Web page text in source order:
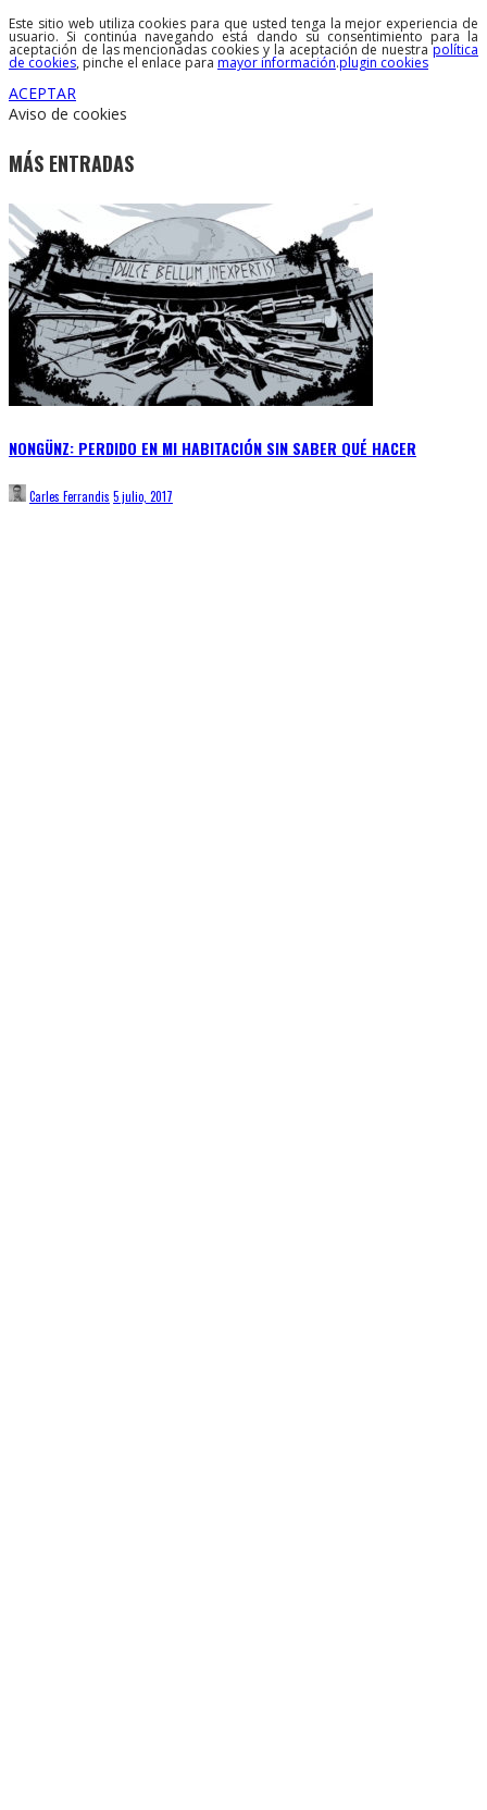
Este sitio web utiliza cookies para que usted tenga la mejor experiencia de
usuario. Si continúa navegando está dando su consentimiento para la
aceptación de las mencionadas cookies y la aceptación de nuestrapolítica
de cookies, pinche el enlace para mayor información.plugin cookies
ACEPTAR
Aviso de cookies
MÁS ENTRADAS
NONGÜNZ: PERDIDO EN MI HABITACIÓN SIN SABER QUÉ HACER
Carles Ferrandis 5 julio, 2017